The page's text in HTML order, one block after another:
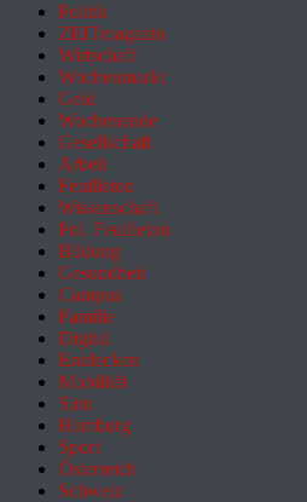
Politik
ZEITmagazin
Wirtschaft
Wochenmarkt
Geld
Wochenende
Gesellschaft
Arbeit
Feuilleton
Wissenschaft
Pol. Feuilleton
Bildung
Gesundheit
Campus
Familie
Digital
Entdecken
Mobilität
Sinn
Hamburg
Sport
Österreich
Schweiz